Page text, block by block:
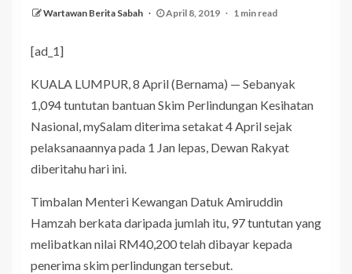
Wartawan Berita Sabah April 8, 2019 1 min read
[ad_1]
KUALA LUMPUR, 8 April (Bernama) — Sebanyak
1,094 tuntutan bantuan Skim Perlindungan Kesihatan
Nasional, mySalam diterima setakat 4 April sejak
pelaksanaannya pada 1 Jan lepas, Dewan Rakyat
diberitahu hari ini.
Timbalan Menteri Kewangan Datuk Amiruddin
Hamzah berkata daripada jumlah itu, 97 tuntutan yang
melibatkan nilai RM40,200 telah dibayar kepada
penerima skim perlindungan tersebut.